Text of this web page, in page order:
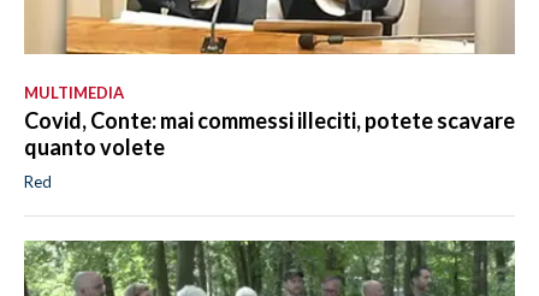
MULTIMEDIA
Covid, Conte: mai commessi illeciti, potete scavare
quanto volete
Red